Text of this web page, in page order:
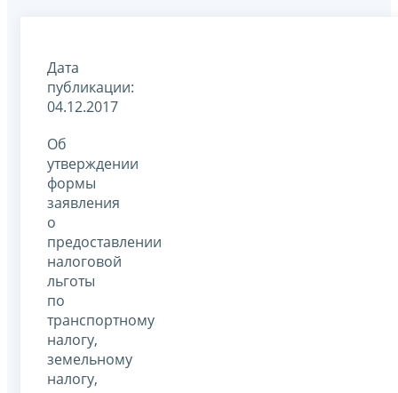
Дата
публикации:
04.12.2017
Об
утверждении
формы
заявления
о
предоставлении
налоговой
льготы
по
транспортному
налогу,
земельному
налогу,